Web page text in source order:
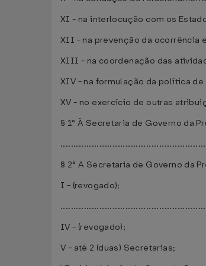
XI - na interlocução com os
XII - na prevenção da ocorrência
XIII - na coordenação das
XIV - na formulação da política
XV - no exercício de outras
§ 1° À Secretaria de Governo da
§ 2° A Secretaria de Governo da
I - (revogado);
IV - (revogado);
V - até 2 (duas) Secretarias;